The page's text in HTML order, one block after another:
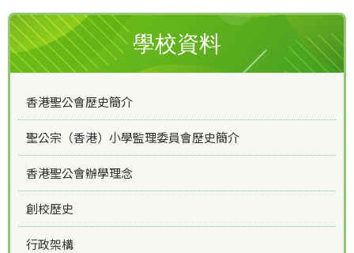
學校資料
香港聖公會歷史簡介
聖公宗（香港）小學監理委員會歷史簡介
香港聖公會辦學理念
創校歷史
行政架構